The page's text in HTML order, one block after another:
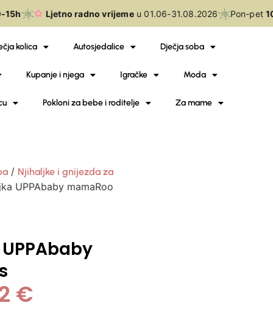
Ljetno radno vrijemeu 01.06-31.08.2026 Pon-pet
kolica Autosjedalice Dječja soba
Kupanje i njega Igračke Moda
Pokloni za bebe i roditelje Za mame
/ Njihaljke i gnijezda za
UPPAbaby mamaRoo
€